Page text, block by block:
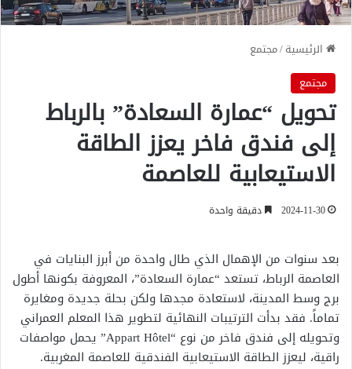
الرئيسية/مجتمع
مجتمع
تحويل “عمارة السعادة” بالرباط
إلى فندق فاخر يعزز الطاقة
الاستيعابية للعاصمة
2024-11-30 دقيقة واحدة
بعد سنوات من الإهمال الذي طال واحدة من أبرز البنايات في
العاصمة الرباط، تستعد “عمارة السعادة”، المعروفة بكونها أطول
برج وسط المدينة، لاستعادة مجدها ولكن بحلة جديدة ومغايرة
تماماً. فقد بدأت الترتيبات النهائية لتطوير هذا المعلم العمراني
وتحويله إلى فندق فاخر من نوع “Appart Hôtel” يحمل مواصفات
راقية، ليعزز الطاقة الاستيعابية الفندقية للعاصمة المغربية.